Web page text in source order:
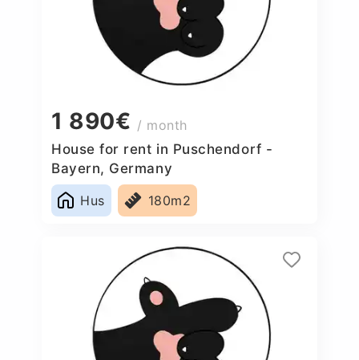
1 890€ / month
House for rent in Puschendorf -
Bayern, Germany
Hus
180m2